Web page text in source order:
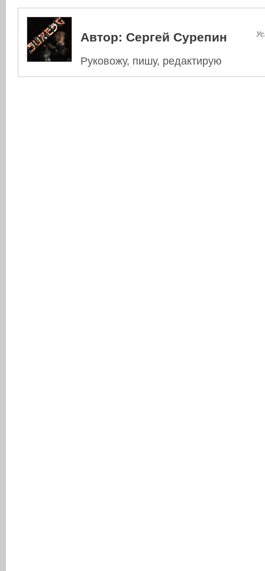
Автор: Сергей Сурепин
Руковожу, пишу, редактирую